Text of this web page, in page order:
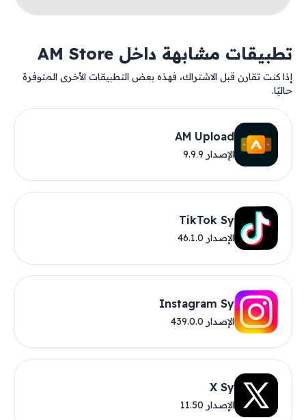
تطبيقات مشابهة داخل AM Store
إذا كنت تقارن قبل الاشتراك، فهذه بعض التطبيقات الأخرى المتوفرة
حاليًا.
AM Upload
الإصدار 9.9.9
TikTok Sy
الإصدار 46.1.0
Instagram Sy
الإصدار 439.0.0
X Sy
الإصدار 11.50